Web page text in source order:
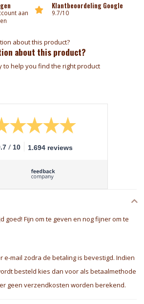
aan
Klantbeoordeling Google
9.7/10
about this product?
to help you find the right product
/ 10 1.694 reviews
goed! Fijn om te geven en nog fijner om te
e-mail zodra de betaling is bevestigd. Indien
besteld kies dan voor als betaalmethode
geen verzendkosten worden berekend.